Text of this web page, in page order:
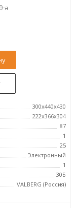
300x440x430
222x366x304
87
1
25
Электронный
1
30Б
VALBERG (Россия)